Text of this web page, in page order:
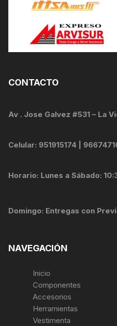
CONTACTO
Av . Jose Galvez #531 – La
Celular: 951915174 |
Horario: Lunes a Sábado:
Domingo: Entregas con
NAVEGACIÓN
Inicio
Componentes
Accesorios
Herramientas
Vestimenta